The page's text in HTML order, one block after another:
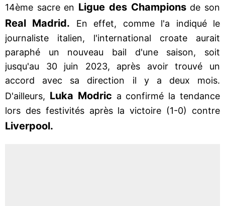
14ème sacre en Ligue des Championsde son
Real Madrid. En effet, comme l'a indiqué le
journaliste italien, l'international croate aurait
paraphé un nouveau bail d'une saison, soit
jusqu'au 30 juin 2023, après avoir trouvé un
accord avec sa direction il y a deux mois.
D'ailleurs, Luka Modric a confirmé la tendance
lors des festivités après la victoire (1-0) contre
Liverpool.